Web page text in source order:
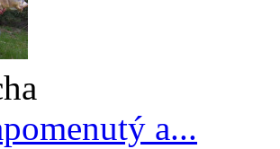
a...